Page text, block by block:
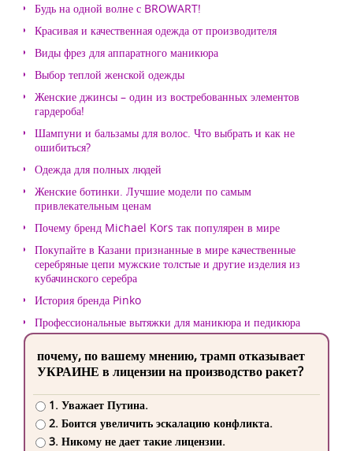
Будь на одной волне с BROWART!
Красивая и качественная одежда от производителя
Виды фрез для аппаратного маникюра
Выбор теплой женской одежды
Женские джинсы – один из востребованных элементов
гардероба!
Шампуни и бальзамы для волос. Что выбрать и как не
ошибиться?
Одежда для полных людей
Женские ботинки. Лучшие модели по самым
привлекательным ценам
Почему бренд Michael Kors так популярен в мире
Покупайте в Казани признанные в мире качественные
серебряные цепи мужские толстые и другие изделия из
кубачинского серебра
История бренда Pinko
Профессиональные вытяжки для маникюра и педикюра
почему, по вашему мнению, трамп отказывает
УКРАИНЕ в лицензии на производство ракет?
1. Уважает Путина.
2. Боится увеличить эскалацию конфликта.
3. Никому не дает такие лицензии.